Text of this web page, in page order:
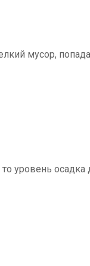
мусор,
уровень